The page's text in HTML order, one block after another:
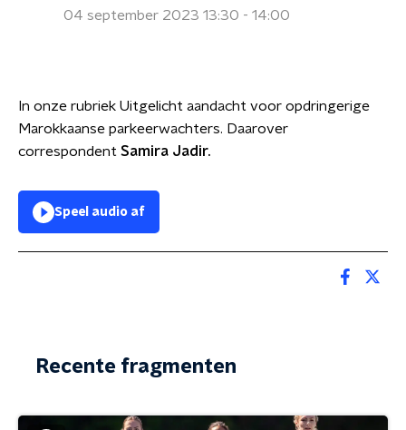
04 september 2023 13:30 - 14:00
In onze rubriek Uitgelicht aandacht voor opdringerige
Marokkaanse parkeerwachters. Daarover
correspondent Samira Jadir.
Speel audio af
Recente fragmenten